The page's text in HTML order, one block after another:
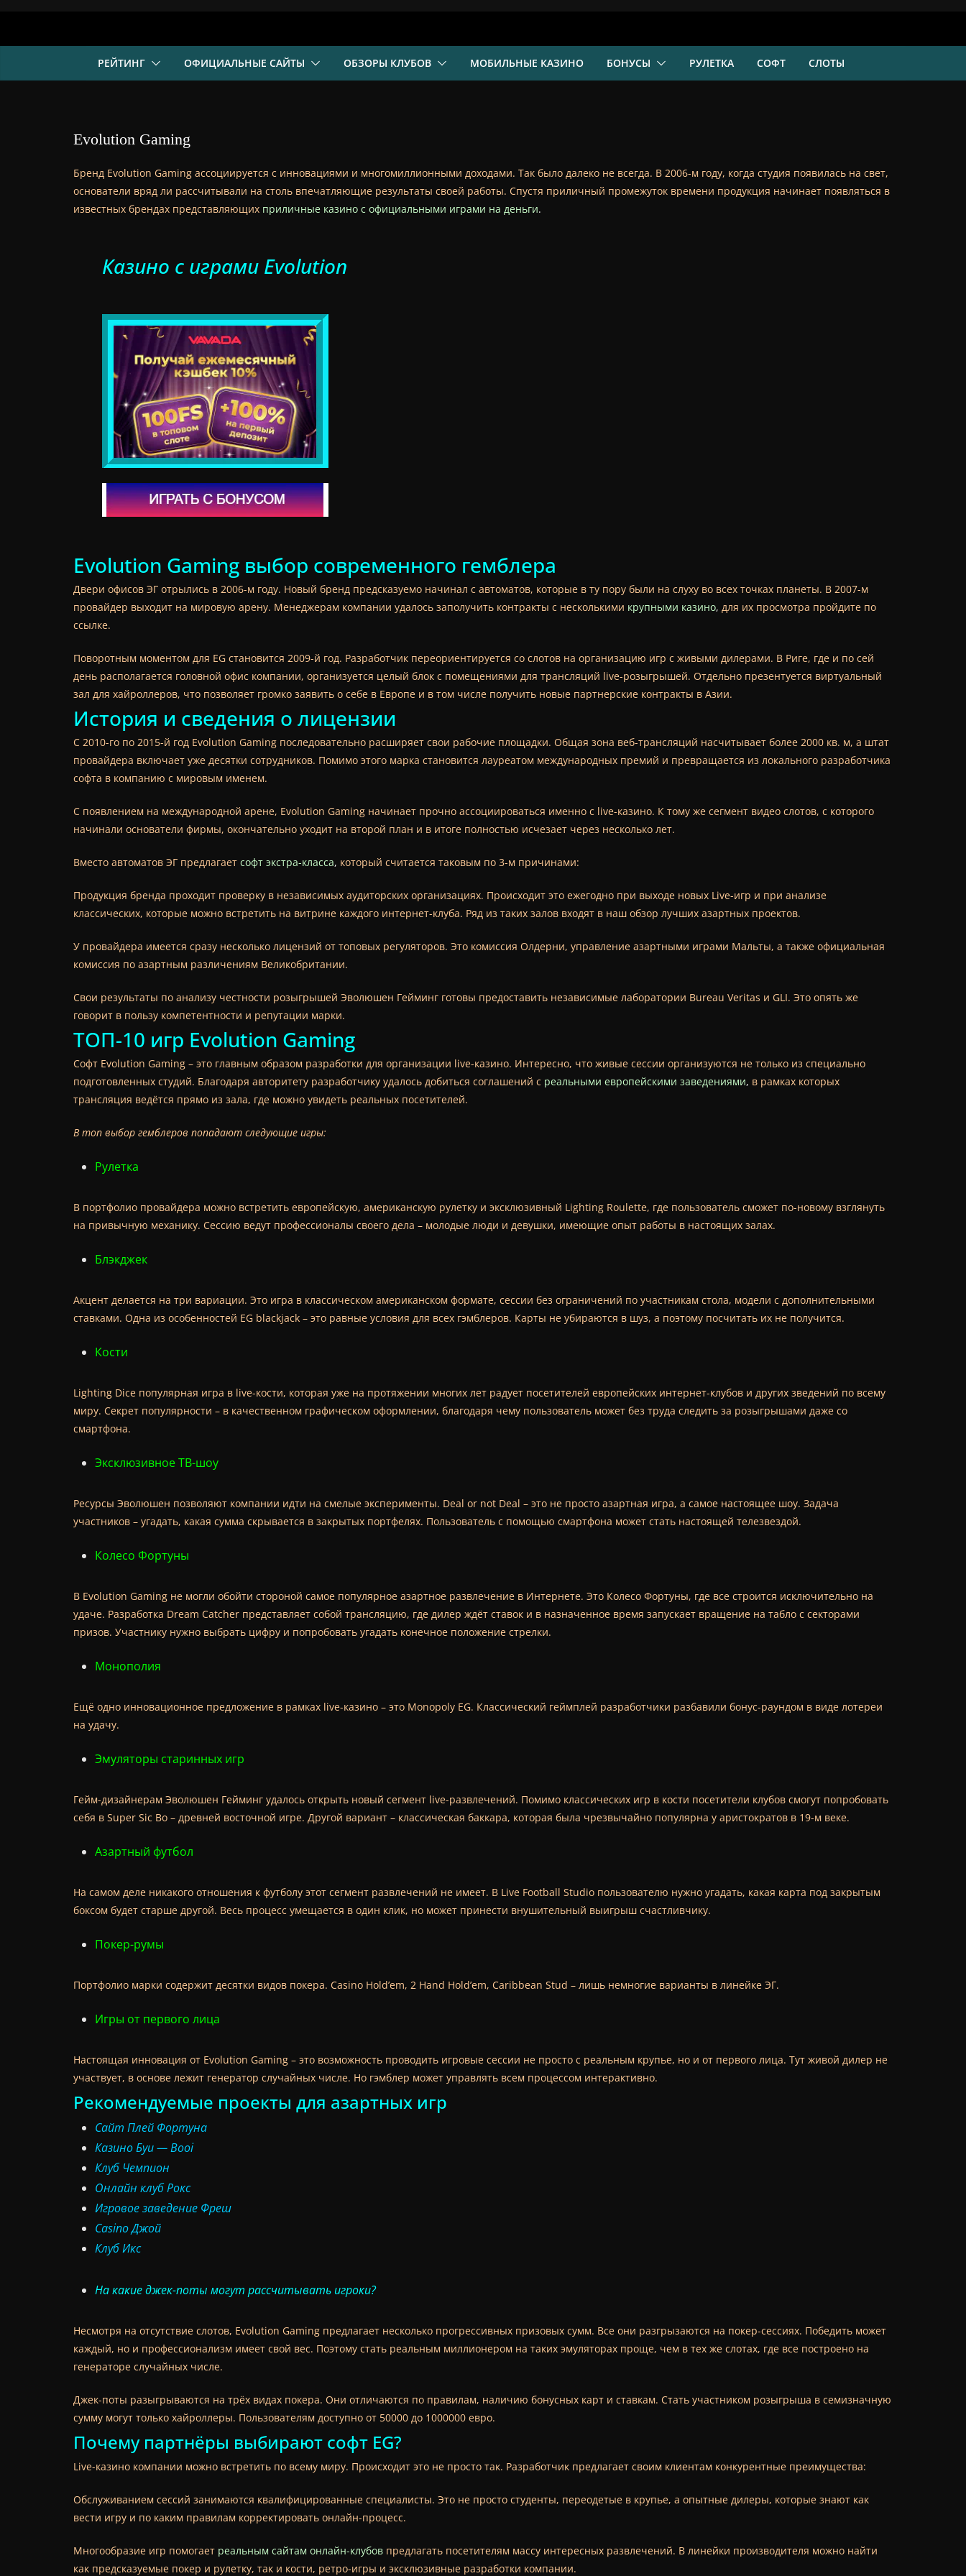
content
РЕЙТИНГ ОФИЦИАЛЬНЫЕ САЙТЫ ОБЗОРЫ КЛУБОВ МОБИЛЬНЫЕ КАЗИНО БОНУСЫ РУЛЕТКА СОФТ СЛОТЫ
Evolution Gaming
Бренд Evolution Gaming ассоциируется с инновациями и многомиллионными доходами. Так было далеко не всегда. В 2006-м году, когда студия появилась на свет,
основатели вряд ли рассчитывали на столь впечатляющие результаты своей работы. Спустя приличный промежуток времени продукция начинает появляться в
известных брендах представляющих приличные казино с официальными играми на деньги.
Казино с играми Evolution
Evolution Gaming выбор современного гемблера
Двери офисов ЭГ отрылись в 2006-м году. Новый бренд предсказуемо начинал с автоматов, которые в ту пору были на слуху во всех точках планеты. В 2007-м
провайдер выходит на мировую арену. Менеджерам компании удалось заполучить контракты с несколькими крупными казино, для их просмотра пройдите по
ссылке.
Поворотным моментом для EG становится 2009-й год. Разработчик переориентируется со слотов на организацию игр с живыми дилерами. В Риге, где и по сей
день располагается головной офис компании, организуется целый блок с помещениями для трансляций live-розыгрышей. Отдельно презентуется виртуальный
зал для хайроллеров, что позволяет громко заявить о себе в Европе и в том числе получить новые партнерские контракты в Азии.
История и сведения о лицензии
С 2010-го по 2015-й год Evolution Gaming последовательно расширяет свои рабочие площадки. Общая зона веб-трансляций насчитывает более 2000 кв. м, а штат
провайдера включает уже десятки сотрудников. Помимо этого марка становится лауреатом международных премий и превращается из локального разработчика
софта в компанию с мировым именем.
С появлением на международной арене, Evolution Gaming начинает прочно ассоциироваться именно с live-казино. К тому же сегмент видео слотов, с которого
начинали основатели фирмы, окончательно уходит на второй план и в итоге полностью исчезает через несколько лет.
Вместо автоматов ЭГ предлагает софт экстра-класса, который считается таковым по 3-м причинами:
Продукция бренда проходит проверку в независимых аудиторских организациях. Происходит это ежегодно при выходе новых Live-игр и при анализе
классических, которые можно встретить на витрине каждого интернет-клуба. Ряд из таких залов входят в наш обзор лучших азартных проектов.
У провайдера имеется сразу несколько лицензий от топовых регуляторов. Это комиссия Олдерни, управление азартными играми Мальты, а также официальная
комиссия по азартным различениям Великобритании.
Свои результаты по анализу честности розыгрышей Эволюшен Гейминг готовы предоставить независимые лаборатории Bureau Veritas и GLI. Это опять же
говорит в пользу компетентности и репутации марки.
ТОП-10 игр Evolution Gaming
Софт Evolution Gaming – это главным образом разработки для организации live-казино. Интересно, что живые сессии организуются не только из специально
подготовленных студий. Благодаря авторитету разработчику удалось добиться соглашений с реальными европейскими заведениями, в рамках которых
трансляция ведётся прямо из зала, где можно увидеть реальных посетителей.
В топ выбор гемблеров попадают следующие игры:
Рулетка
В портфолио провайдера можно встретить европейскую, американскую рулетку и эксклюзивный Lighting Roulette, где пользователь сможет по-новому взглянуть
на привычную механику. Сессию ведут профессионалы своего дела – молодые люди и девушки, имеющие опыт работы в настоящих залах.
Блэкджек
Акцент делается на три вариации. Это игра в классическом американском формате, сессии без ограничений по участникам стола, модели с дополнительными
ставками. Одна из особенностей EG blackjack – это равные условия для всех гэмблеров. Карты не убираются в шуз, а поэтому посчитать их не получится.
Кости
Lighting Dice популярная игра в live-кости, которая уже на протяжении многих лет радует посетителей европейских интернет-клубов и других зведений по всему
миру. Секрет популярности – в качественном графическом оформлении, благодаря чему пользователь может без труда следить за розыгрышами даже со
смартфона.
Эксклюзивное ТВ-шоу
Ресурсы Эволюшен позволяют компании идти на смелые эксперименты. Deal or not Deal – это не просто азартная игра, а самое настоящее шоу. Задача
участников – угадать, какая сумма скрывается в закрытых портфелях. Пользователь с помощью смартфона может стать настоящей телезвездой.
Колесо Фортуны
В Evolution Gaming не могли обойти стороной самое популярное азартное развлечение в Интернете. Это Колесо Фортуны, где все строится исключительно на
удаче. Разработка Dream Catcher представляет собой трансляцию, где дилер ждёт ставок и в назначенное время запускает вращение на табло с секторами
призов. Участнику нужно выбрать цифру и попробовать угадать конечное положение стрелки.
Монополия
Ещё одно инновационное предложение в рамках live-казино – это Monopoly EG. Классический геймплей разработчики разбавили бонус-раундом в виде лотереи
на удачу.
Эмуляторы старинных игр
Гейм-дизайнерам Эволюшен Гейминг удалось открыть новый сегмент live-развлечений. Помимо классических игр в кости посетители клубов смогут попробовать
себя в Super Sic Bo – древней восточной игре. Другой вариант – классическая баккара, которая была чрезвычайно популярна у аристократов в 19-м веке.
Азартный футбол
На самом деле никакого отношения к футболу этот сегмент развлечений не имеет. В Live Football Studio пользователю нужно угадать, какая карта под закрытым
боксом будет старше другой. Весь процесс умещается в один клик, но может принести внушительный выигрыш счастливчику.
Покер-румы
Портфолио марки содержит десятки видов покера. Casino Hold’em, 2 Hand Hold’em, Caribbean Stud – лишь немногие варианты в линейке ЭГ.
Игры от первого лица
Настоящая инновация от Evolution Gaming – это возможность проводить игровые сессии не просто с реальным крупье, но и от первого лица. Тут живой дилер не
участвует, в основе лежит генератор случайных числе. Но гэмблер может управлять всем процессом интерактивно.
Рекомендуемые проекты для азартных игр
Сайт Плей Фортуна
Казино Буи — Booi
Клуб Чемпион
Онлайн клуб Рокс
Игровое заведение Фреш
Casino Джой
Клуб Икс
На какие джек-поты могут рассчитывать игроки?
Несмотря на отсутствие слотов, Evolution Gaming предлагает несколько прогрессивных призовых сумм. Все они разгрызаются на покер-сессиях. Победить может
каждый, но и профессионализм имеет свой вес. Поэтому стать реальным миллионером на таких эмуляторах проще, чем в тех же слотах, где все построено на
генераторе случайных числе.
Джек-поты разыгрываются на трёх видах покера. Они отличаются по правилам, наличию бонусных карт и ставкам. Стать участником розыгрыша в семизначную
сумму могут только хайроллеры. Пользователям доступно от 50000 до 1000000 евро.
Почему партнёры выбирают софт EG?
Live-казино компании можно встретить по всему миру. Происходит это не просто так. Разработчик предлагает своим клиентам конкурентные преимущества:
Обслуживанием сессий занимаются квалифицированные специалисты. Это не просто студенты, переодетые в крупье, а опытные дилеры, которые знают как
вести игру и по каким правилам корректировать онлайн-процесс.
Многообразие игр помогает реальным сайтам онлайн-клубов предлагать посетителям массу интересных развлечений. В линейки производителя можно найти
как предсказуемые покер и рулетку, так и кости, ретро-игры и эксклюзивные разработки компании.